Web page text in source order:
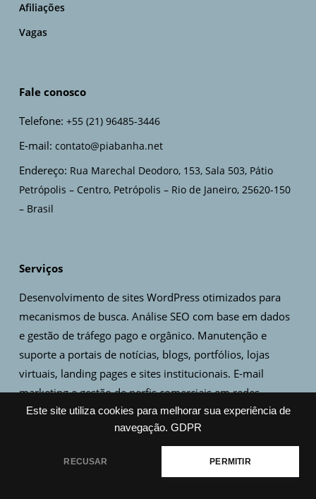
Este site utiliza cookies para melhorar sua experiência de
navegação. GDPR
RECUSAR PERMITIR
Afiliações
Vagas
Fale conosco
Telefone: +55 (21) 96485-3446
E-mail: contato@piabanha.net
Endereço: Rua Marechal Deodoro, 153, Sala 503, Pátio
Petrópolis – Centro, Petrópolis – Rio de Janeiro, 25620-150
– Brasil
Serviços
Desenvolvimento de sites WordPress otimizados para
mecanismos de busca. Análise SEO com base em dados
e gestão de tráfego pago e orgânico. Manutenção e
suporte a portais de notícias, blogs, portfólios, lojas
virtuais, landing pages e sites institucionais. E-mail
marketing e gestão de perfis comerciais em redes
sociais. Criação de artes, design de logo e identidade